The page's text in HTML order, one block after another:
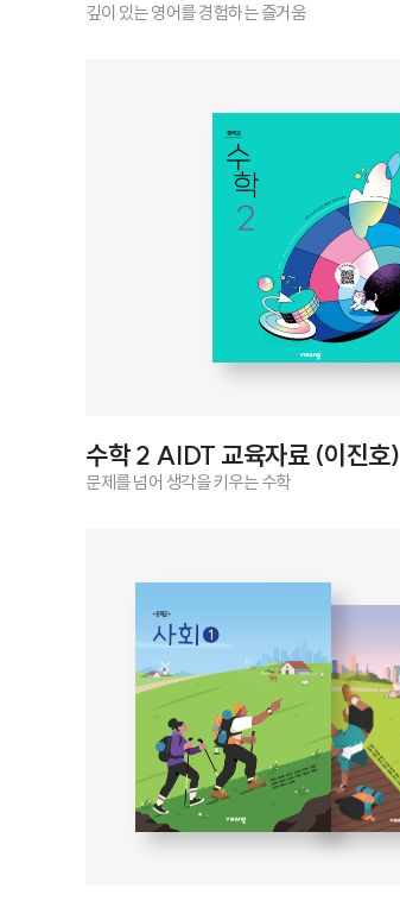
깊이 있는 영어를 경험하는 즐거움
수학 2 AIDT 교육자료 (이진호)
문제를 넘어 생각을 키우는 수학